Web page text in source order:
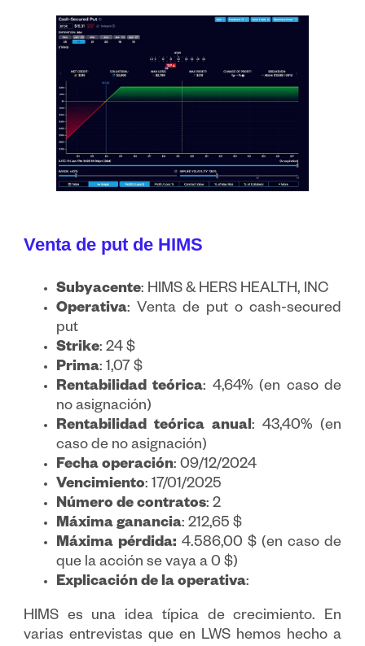
Venta de put de HIMS
Subyacente: HIMS & HERS HEALTH, INC
Operativa: Venta de put o cash-secured
put
Strike: 24 $
Prima: 1,07 $
Rentabilidad teórica: 4,64% (en caso de
no asignación)
Rentabilidad teórica anual: 43,40% (en
caso de no asignación)
Fecha operación: 09/12/2024
Vencimiento: 17/01/2025
Número de contratos: 2
Máxima ganancia: 212,65 $
Máxima pérdida: 4.586,00 $ (en caso de
que la acción se vaya a 0 $)
Explicación de la operativa:
HIMS es una idea típica de crecimiento. En
varias entrevistas que en LWS hemos hecho a